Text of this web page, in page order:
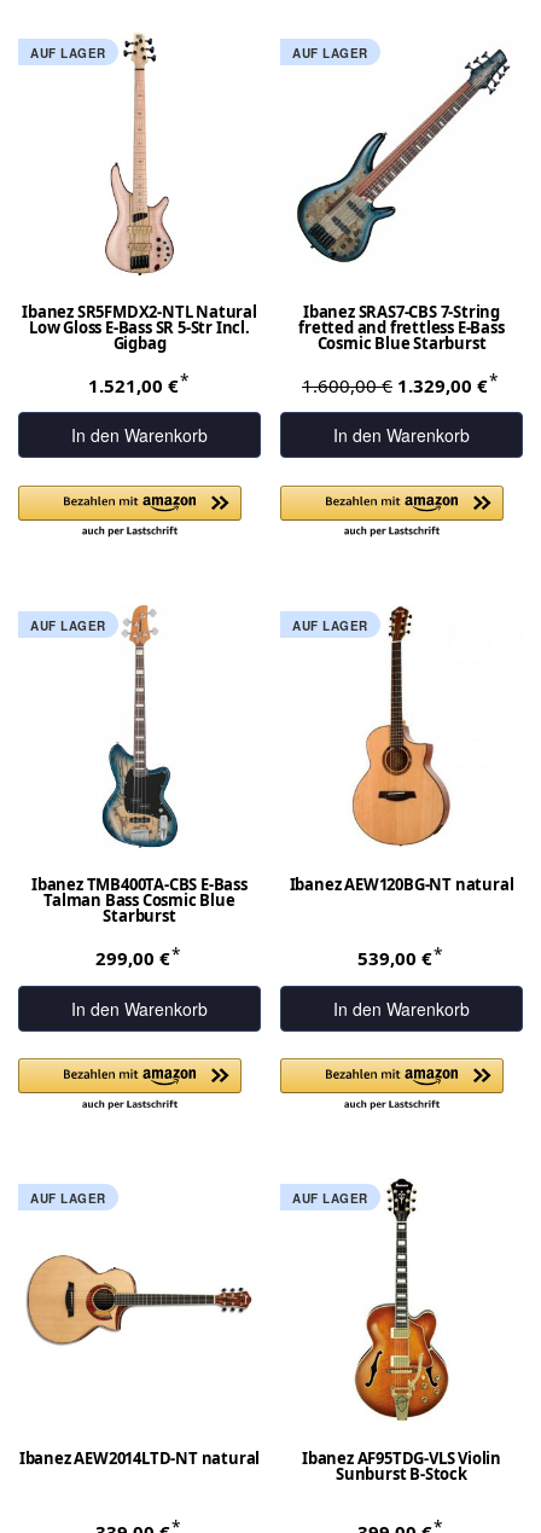
AUF LAGER
Ibanez SR5FMDX2-NTL Natural
Low Gloss E-Bass SR 5-Str Incl.
Gigbag
1.521,00 €*
In den Warenkorb
AUF LAGER
Ibanez SRAS7-CBS 7-String
fretted and frettless E-Bass
Cosmic Blue Starburst
1.600,00 € 1.329,00 €*
In den Warenkorb
AUF LAGER
Ibanez TMB400TA-CBS E-Bass
Talman Bass Cosmic Blue
Starburst
299,00 €*
In den Warenkorb
AUF LAGER
Ibanez AEW120BG-NT natural
539,00 €*
In den Warenkorb
AUF LAGER
Ibanez AEW2014LTD-NT natural
*
AUF LAGER
Ibanez AF95TDG-VLS Violin
Sunburst B-Stock
*